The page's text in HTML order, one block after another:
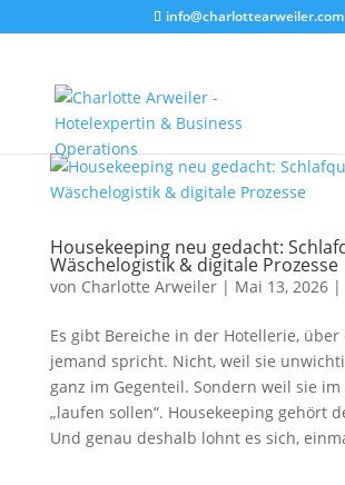
info@charlottearweiler.com
Housekeeping neu gedacht:
Wäschelogistik & digitale Prozesse
von Charlotte Arweiler| Mai 13, 2026|
Es gibt Bereiche in der Hotellerie, über
jemand spricht. Nicht, weil sie
ganz im Gegenteil. Sondern weil sie
„laufen sollen“. Housekeeping gehört
Und genau deshalb lohnt es sich,